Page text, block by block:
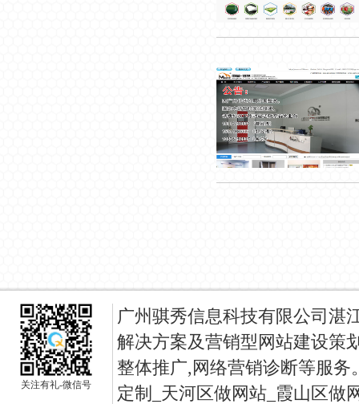
关注有礼-微信号
广州骐秀信息科技有限公司湛
解决方案及营销型网站建设策
整体推广,网络营销诊断等服
定制_天河区做网站_霞山区做